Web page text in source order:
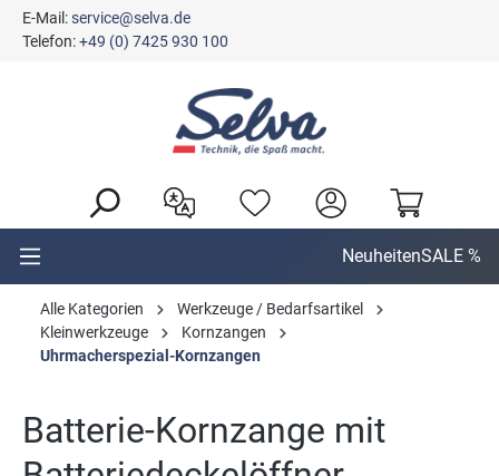
springen
E-Mail:service@selva.de
Telefon:+49 (0) 7425 930 100
NeuheitenSALE %
Alle Kategorien
Werkzeuge / Bedarfsartikel
Kleinwerkzeuge
Kornzangen
Uhrmacherspezial-Kornzangen
Batterie-Kornzange mit